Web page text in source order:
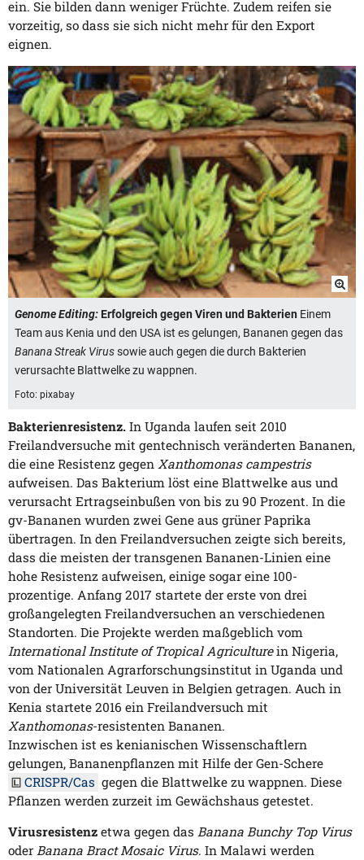
ein. Sie bilden dann weniger Früchte. Zudem reifen sie
vorzeitig, so dass sie sich nicht mehr für den Export
eignen.
Genome Editing:Erfolgreich gegen Viren und Bakterien Einem
Team aus Kenia und den USA ist es gelungen, Bananen gegen das
Banana Streak Virussowie auch gegen die durch Bakterien
verursachte Blattwelke zu wappnen.
Foto: pixabay
Bakterienresistenz. In Uganda laufen seit 2010
Freilandversuche mit gentechnisch veränderten Bananen,
die eine Resistenz gegen Xanthomonas campestris
aufweisen. Das Bakterium löst eine Blattwelke aus und
verursacht Ertragseinbußen von bis zu 90 Prozent. In die
gv-Bananen wurden zwei Gene aus grüner Paprika
übertragen. In den Freilandversuchen zeigte sich bereits,
dass die meisten der transgenen Bananen-Linien eine
hohe Resistenz aufweisen, einige sogar eine 100-
prozentige. Anfang 2017 startete der erste von drei
großangelegten Freilandversuchen an verschiedenen
Standorten. Die Projekte werden maßgeblich vom
International Institute of Tropical Agriculturein Nigeria,
vom Nationalen Agrarforschungsinstitut in Uganda und
von der Universität Leuven in Belgien getragen. Auch in
Kenia startete 2016 ein Freilandversuch mit
Xanthomonas-resistenten Bananen.
Inzwischen ist es kenianischen Wissenschaftlern
gelungen, Bananenpflanzen mit Hilfe der Gen-Schere
CRISPR/Cas gegen die Blattwelke zu wappnen. Diese
Pflanzen werden zurzeit im Gewächshaus getestet.
Virusresistenz etwa gegen das Banana Bunchy Top Virus
oder Banana Bract Mosaic Virus. In Malawi werden